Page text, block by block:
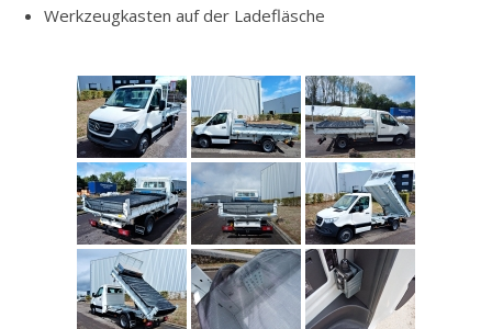
Werkzeugkasten auf der Ladefläsche